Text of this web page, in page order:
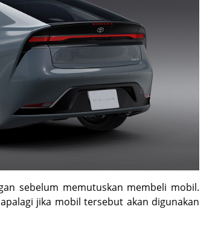
sebelum memutuskan membeli mobil.
jika mobil tersebut akan digunakan